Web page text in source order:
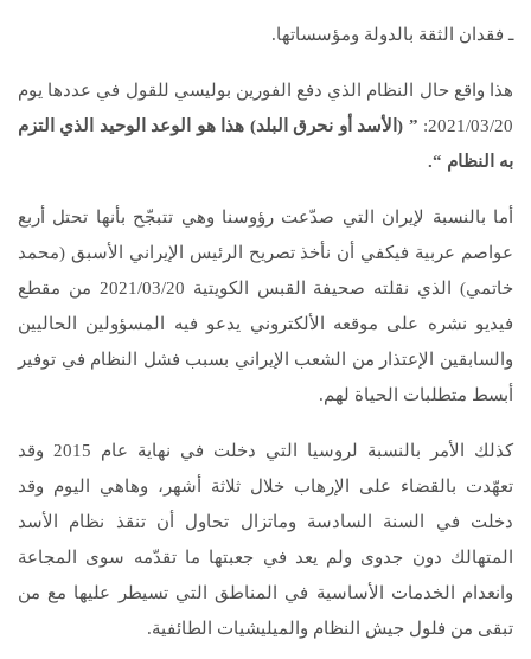
ـ فقدان الثقة بالدولة ومؤسساتها.
هذا واقع حال النظام الذي دفع الفورين بوليسي للقول في عددها يوم
2021/03/20:
” (الأسد أو نحرق البلد) هذا هو الوعد الوحيد الذي التزم
به النظام “.
أما بالنسبة لإيران التي صدّعت رؤوسنا وهي تتبجّح بأنها تحتل أربع
عواصم عربية فيكفي أن نأخذ تصريح الرئيس الإيراني الأسبق (محمد
خاتمي) الذي نقلته صحيفة القبس الكويتية 2021/03/20 من مقطع
فيديو نشره على موقعه الألكتروني يدعو فيه المسؤولين الحاليين
والسابقين الإعتذار من الشعب الإيراني بسبب فشل النظام في توفير
أبسط متطلبات الحياة لهم.
كذلك الأمر بالنسبة لروسيا التي دخلت في نهاية عام 2015 وقد
تعهّدت بالقضاء على الإرهاب خلال ثلاثة أشهر، وهاهي اليوم وقد
دخلت في السنة السادسة وماتزال تحاول أن تنقذ نظام الأسد
المتهالك دون جدوى ولم يعد في جعبتها ما تقدّمه سوى المجاعة
وانعدام الخدمات الأساسية في المناطق التي تسيطر عليها مع من
تبقى من فلول جيش النظام والميليشيات الطائفية.